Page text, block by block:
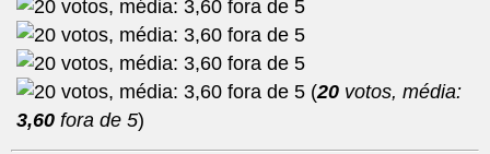
(20 votos, média:
3,60 fora de 5)